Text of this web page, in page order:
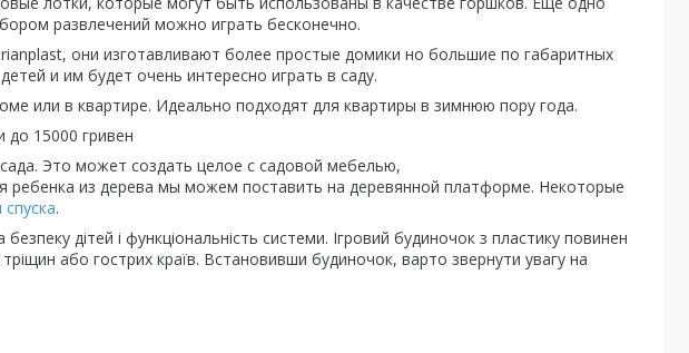
развлечений можно играть бесконечно.
они изготавливают более простые домики но большие по габаритных
и им будет очень интересно играть в саду.
или в квартире. Идеально подходят для квартиры в зимнюю пору года.
до 15000 гривен
Это может создать целое с садовой мебелью,
ребенка из дерева мы можем поставить на деревянной платформе. Некоторые
.
дітей і функціональність системи. Ігровий будиночок з пластику повинен
або гострих країв. Встановивши будиночок, варто звернути увагу на